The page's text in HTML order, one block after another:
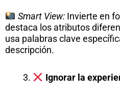
Smart View:Invierte en
destaca los atributos
usa palabras clave
descripción.
Ignorar la